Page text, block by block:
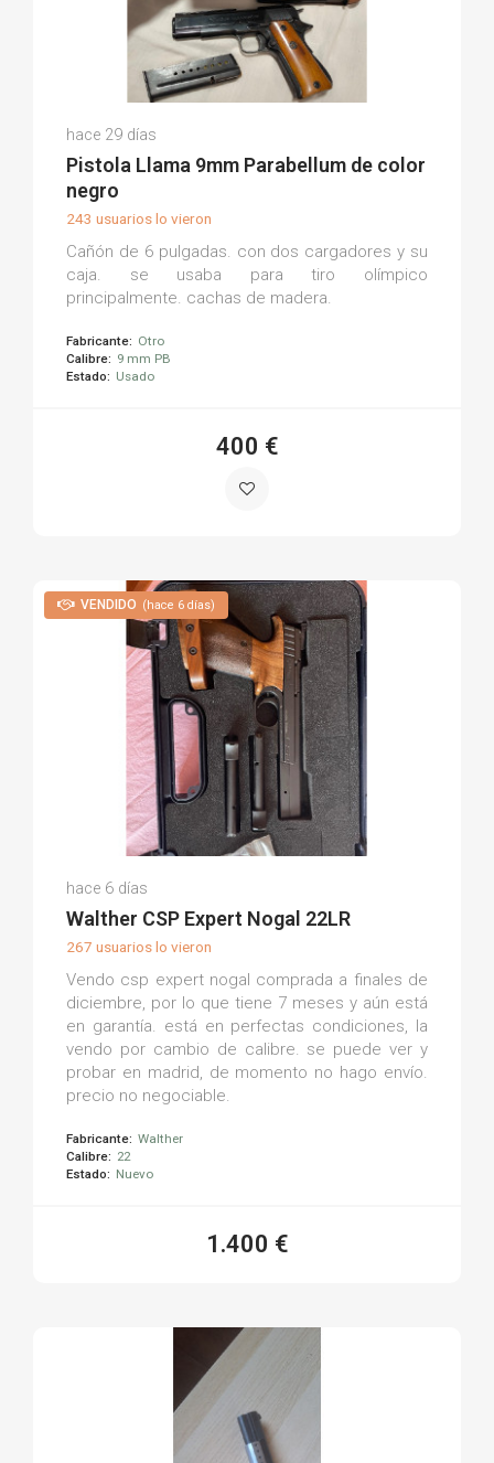
Dani G.
(0)
hace 29 días
Pistola Llama 9mm Parabellum de color
negro
243 usuarios lo vieron
Cañón de 6 pulgadas. con dos cargadores y su
caja. se usaba para tiro olímpico
principalmente. cachas de madera.
Fabricante: Otro
Calibre: 9 mm PB
Estado: Usado
400 €
VENDIDO (hace 6 días)
Rafa M.
hace 6 días
Walther CSP Expert Nogal 22LR
267 usuarios lo vieron
Vendo csp expert nogal comprada a finales de
diciembre, por lo que tiene 7 meses y aún está
en garantía. está en perfectas condiciones, la
vendo por cambio de calibre. se puede ver y
probar en madrid, de momento no hago envío.
precio no negociable.
Fabricante: Walther
Calibre: 22
Estado: Nuevo
1.400 €